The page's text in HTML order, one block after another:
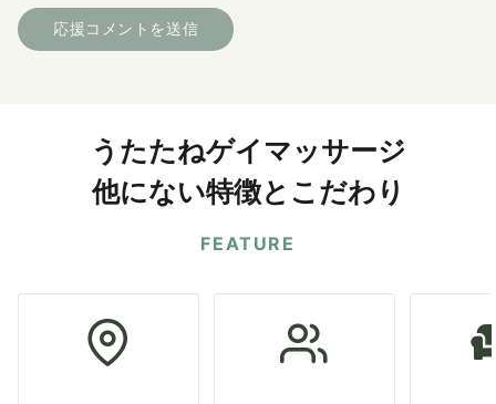
うたたねゲイマッサージ
他にない特徴とこだわり
FEATURE